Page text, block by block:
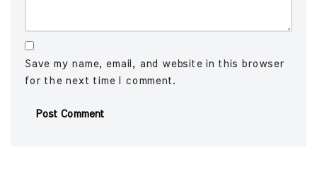
Save my name, email, and website in this browser
for the next time I comment.